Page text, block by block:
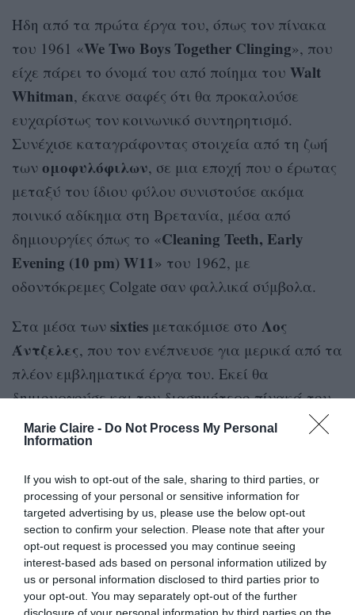
Marie Claire - Do Not Process My Personal
Information
If you wish to opt-out of the sale, sharing to third parties, or
processing of your personal or sensitive information for
targeted advertising by us, please use the below opt-out
section to confirm your selection. Please note that after your
opt-out request is processed you may continue seeing
interest-based ads based on personal information utilized by
us or personal information disclosed to third parties prior to
your opt-out. You may separately opt-out of the further
Ήδη από τα πρώτα έργα του, όπως τον πίνακα
του 1961 «We Two Boys Together Clinging», που
είχε πάρει το όνομά του από ποίημα του Walt
Whitman, έκανε σαφές ότι θα προκαλούσε
ευχαρίστως τον κοινωνικό συντηρητισμό.
Συνέχισε καταγράφοντας στοιχεία από τη ζωή
των ομοφυλόφιλων, σε μια εποχή που ο έρωτας
μεταξύ του ίδιου φύλου συνιστούσε ακόμα
ποινικό αδίκημα στη Βρετανία, μέσα από
δημιουργίες όπως το «Cleaning Teeth, Early
Evening (10 pm) W11» του 1962, με
οδοντόκρεμες Colgate σαν φαλλικά σύμβολα.
Στα μέσα των sixties μετακόμισε στο Λος
Άντζελες, που τον ενέπνευσε για μερικά από τα
πλέον εμβληματικά έργα του. Εκεί θα
δημιουργούσε και τον διασημότερο πίνακά του,
Portrait of an Artist (Pool With Two Figures)», το
1972, που το 2018 ο οίκος Christie’s πούλησε για
έργο εμπνευσμένο από τον χωρισμό από τον
σύντροφό του.